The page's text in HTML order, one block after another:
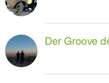
Der Groove